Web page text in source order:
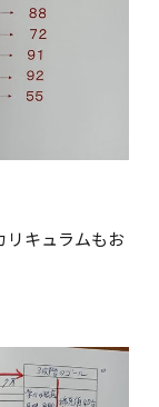
リキュラムもお